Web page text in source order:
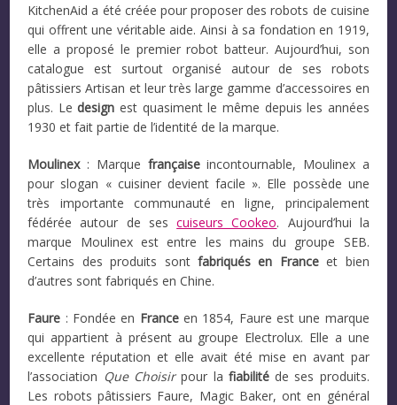
KitchenAid a été créée pour proposer des robots de cuisine
qui offrent une véritable aide. Ainsi à sa fondation en 1919,
elle a proposé le premier robot batteur. Aujourd’hui, son
catalogue est surtout organisé autour de ses robots
pâtissiers Artisan et leur très large gamme d’accessoires en
plus. Ledesign est quasiment le même depuis les années
1930 et fait partie de l’identité de la marque.
Moulinex: Marque françaiseincontournable, Moulinex a
pour slogan « cuisiner devient facile ». Elle possède une
très importante communauté en ligne, principalement
fédérée autour de sescuiseurs Cookeo. Aujourd’hui la
marque Moulinex est entre les mains du groupe SEB.
Certains des produits sont fabriqués en Franceet bien
d’autres sont fabriqués en Chine.
Faure : Fondée en Franceen 1854, Faure est une marque
qui appartient à présent au groupe Electrolux. Elle a une
excellente réputation et elle avait été mise en avant par
l’association Que Choisirpour la fiabilitéde ses produits.
Les robots pâtissiers Faure, Magic Baker, ont en général